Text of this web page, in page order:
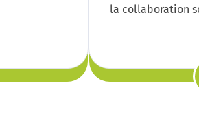
la collaboration